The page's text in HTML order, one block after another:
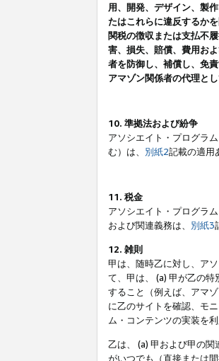
用、開発、デザイン、製
たはこれらに違反するか
関税の徴収または支払不
害、損失、賠償、費用お
者を防御し、補償し、免
アマゾン関係者の代理と
10. 準拠法および紛争
アソシエイト・プログラ
む）は、 別紙2記載の適用
11. 税金
アソシエイト・プログラ
および関連義務は、 別紙3
12. 雑則
甲は、随時乙に対し、ア
て、甲は、 (a) 甲が乙の
すること（例えば、アマ
に乙のサイトを確認、モ
ム・コンテンツの実装を
乙は、 (a) 甲および甲の
がいつでも（直接または